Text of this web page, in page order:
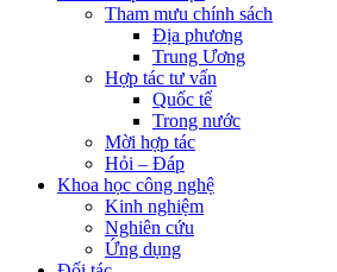
Tham mưu chính sách
Địa phương
Trung Ương
Hợp tác tư vấn
Quốc tế
Trong nước
Mời hợp tác
Hỏi – Đáp
Khoa học công nghệ
Kinh nghiệm
Nghiên cứu
Ứng dụng